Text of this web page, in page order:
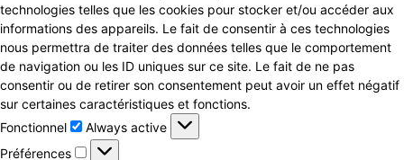
technologies telles que les cookies pour stocker et/ou accéder aux
informations des appareils. Le fait de consentir à ces technologies
nous permettra de traiter des données telles que le comportement
de navigation ou les ID uniques sur ce site. Le fait de ne pas
consentir ou de retirer son consentement peut avoir un effet négatif
sur certaines caractéristiques et fonctions.
Fonctionnel
Fonctionnel
Always active
Préférences
Préférences